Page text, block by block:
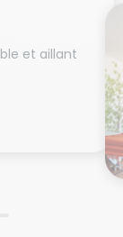
et aillant